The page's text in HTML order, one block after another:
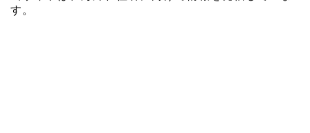
す。